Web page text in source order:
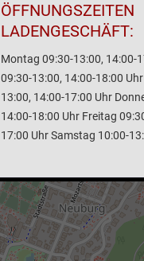
ÖFFNUNGSZEITEN
LADENGESCHÄFT:
Montag 09:30-13:00, 14:00-
09:30-13:00, 14:00-18:00
13:00, 14:00-17:00 Uhr
14:00-18:00 Uhr Freitag
17:00 Uhr Samstag 10:00-